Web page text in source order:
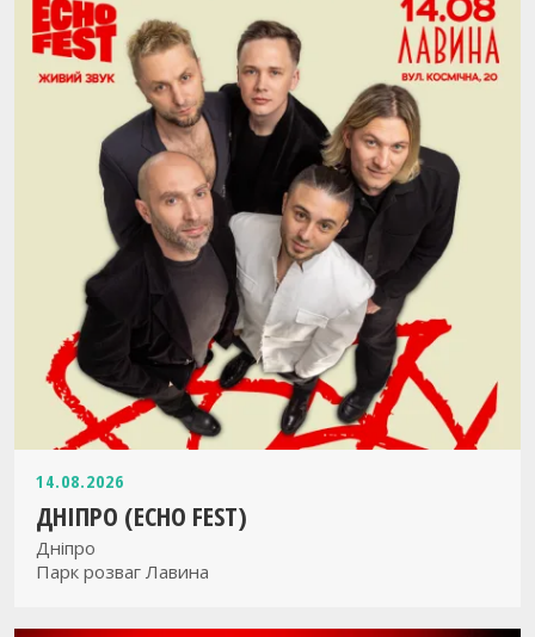
14.08.2026
ДНІПРО (ECHO FEST)
Дніпро
Парк розваг Лавина